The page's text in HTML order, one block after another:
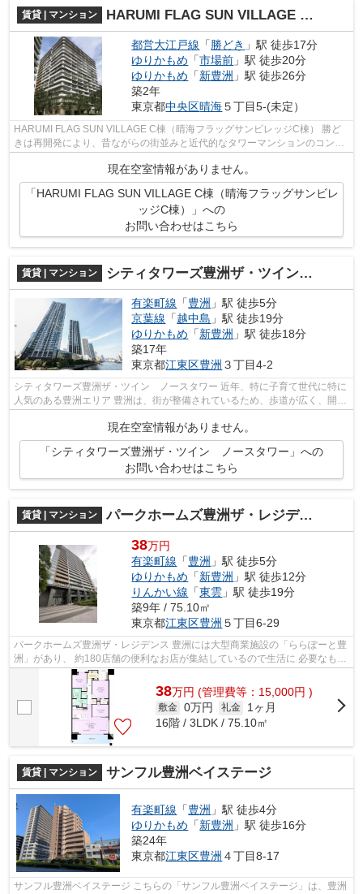
賃貸 | マンション HARUMI FLAG SUN VILLAGE C棟（晴海フラッグサンビレッジC棟）
都営大江戸線 「 勝どき 」駅 徒歩17分
ゆりかもめ 「市場前 」駅 徒歩20分
ゆりかもめ 「新豊洲 」駅 徒歩26分
築2年
東京都中央区晴海５丁目5-(未定）
HARUMI FLAG SUN VILLAGE C棟（晴海フラッグサンビレッジC棟） 勝ど
きは再開発により、昔ながらの街並みと近代的なタワーマンションのコント
ラストが魅力の一つになりました。 今後も...
現在空室情報がありません。
「HARUMI FLAG SUN VILLAGE C棟（晴海フラッグサンビレ
ッジC棟）」への
お問い合わせはこちら
賃貸 | マンション シティタワーズ豊洲ザ・ツイン ノースタワー
有楽町線 「豊洲 」駅 徒歩5分
京葉線 「越中島 」駅 徒歩19分
ゆりかもめ 「新豊洲 」駅 徒歩18分
築17年
東京都江東区豊洲 ３丁目4-2
シティタワーズ豊洲ザ・ツイン ノースタワー 近年、特に子育て世代に特に
人気のある豊洲エリア 豊洲は、街が整備されているため、歩道が広く、開放
現在空室情報がありません。
「シティタワーズ豊洲ザ・ツイン ノースタワー」への
お問い合わせはこちら
賃貸 | マンション パークホームズ豊洲ザ・レジデンス
38万円
有楽町線 「豊洲 」駅 徒歩5分
ゆりかもめ 「新豊洲 」駅 徒歩12分
りんかい線 「東雲 」駅 徒歩19分
築9年 / 75.10㎡
東京都江東区豊洲 ５丁目6-29
パークホームズ豊洲ザ・レジデンス 豊洲には大型商業施設の「ららぽーと豊
洲」があり、 約180店舗の便利なお店が集結しているので生活に 必要なもの
はすべて揃えることが可能です。 ...
38万円 (管理費等：15,000円 )
敷金 0万円 礼金
1ヶ月
16階 / 3LDK / 75.10㎡
賃貸 | マンション サンフル豊洲ベイステージ
有楽町線 「豊洲 」駅 徒歩4分
ゆりかもめ 「新豊洲 」駅 徒歩16分
築24年
東京都江東区豊洲 ４丁目8-17
サンフル豊洲ベイステージ こちらの「サンフル豊洲ベイステージ」は、豊洲